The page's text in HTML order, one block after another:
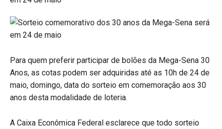
Para quem preferir participar de bolões da Mega-Sena 30
Anos, as cotas podem ser adquiridas até as 10h de 24 de
maio, domingo, data do sorteio em comemoração aos 30
anos desta modalidade de loteria.
A Caixa Econômica Federal esclarece que todo sorteio